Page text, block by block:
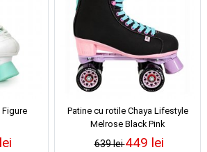
Figure
Patine cu rotile Chaya Lifestyle
Melrose Black Pink
639 lei449 lei